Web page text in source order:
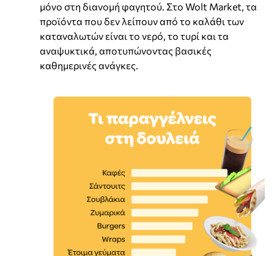
μόνο στη διανομή φαγητού. Στο Wolt Market, τα
προϊόντα που δεν λείπουν από το καλάθι των
καταναλωτών είναι το νερό, το τυρί και τα
αναψυκτικά, αποτυπώνοντας βασικές
καθημερινές ανάγκες.